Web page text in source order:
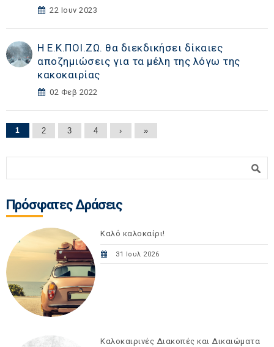
22 Ιουν 2023
Η Ε.Κ.ΠΟΙ.ΖΩ. θα διεκδικήσει δίκαιες
αποζημιώσεις για τα μέλη της λόγω της
κακοκαιρίας
02 Φεβ 2022
Σελίδες
1 2 3 4 › »
Πρόσφατες Δράσεις
Καλό καλοκαίρι!
31 Ιουλ 2026
Καλοκαιρινές Διακοπές και Δικαιώματα